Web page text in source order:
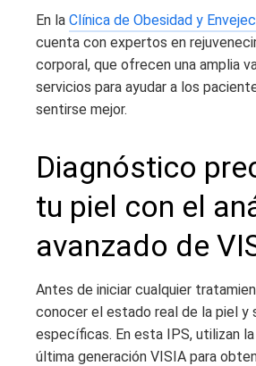
En la Clínica de Obesidad y
cuenta con expertos en
corporal, que ofrecen una amplia
servicios para ayudar a los
sentirse mejor.
Diagnóstico
tu piel con el
avanzado de
Antes de iniciar cualquier
conocer el estado real de la piel y
específicas. En esta IPS, utilizan
última generación VISIA para